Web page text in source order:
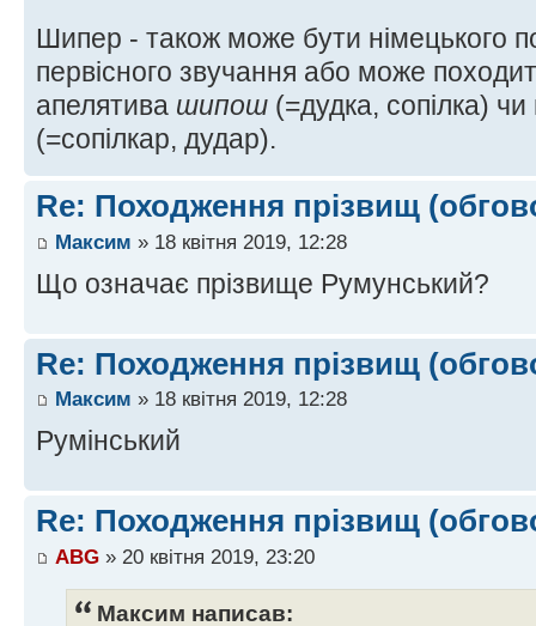
Шипер - також може бути німецького
первісного звучання або може
апелятива шипош (=дудка, сопілка) чи
(=сопілкар, дудар).
Re: Походження прізвищ
Максим » 18 квітня 2019, 12:28
Що означає прізвище Румунський?
Re: Походження прізвищ
Максим » 18 квітня 2019, 12:28
Румінський
Re: Походження прізвищ
ABG » 20 квітня 2019, 23:20
Максим написав: